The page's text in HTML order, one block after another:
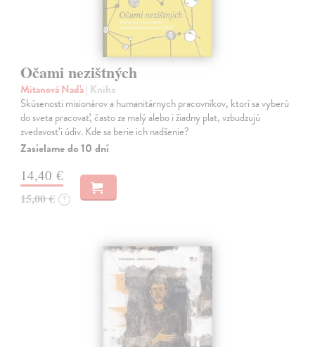
Očami nezištných
Mitanová Naďa| Kniha
Skúsenosti misionárov a humanitárnych pracovníkov, ktorí sa vyberú
do sveta pracovať, často za malý alebo i žiadny plat, vzbudzujú
zvedavosť i údiv. Kde sa berie ich nadšenie?
Zasielame do 10 dní
14,40 €
15,00 € ?